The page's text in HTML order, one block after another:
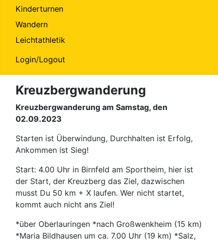
Kinderturnen
Wandern
Leichtathletik
Login/Logout
Kreuzbergwanderung
Kreuzbergwanderung am Samstag, den
02.09.2023
Starten ist Überwindung, Durchhalten ist Erfolg,
Ankommen ist Sieg!
Start: 4.00 Uhr in Birnfeld am Sportheim, hier ist
der Start, der Kreuzberg das Ziel, dazwischen
musst Du 50 km + X laufen. Wer nicht startet,
kommt auch nicht ans Ziel!
*über Oberlauringen *nach Großwenkheim (15 km)
*Maria Bildhausen um ca. 7.00 Uhr (19 km) *Salz,